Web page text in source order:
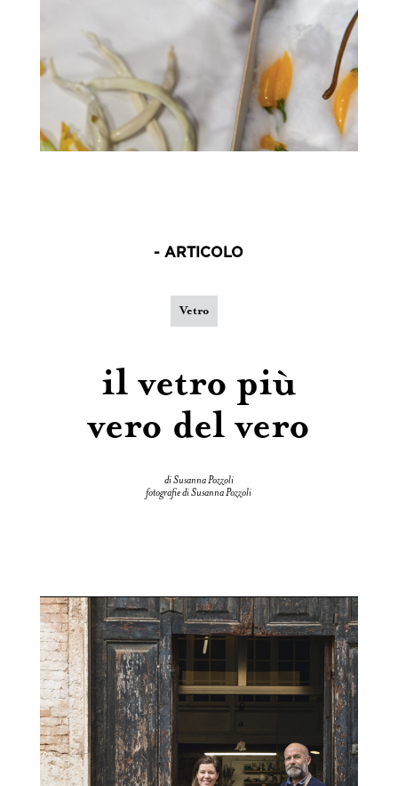
- ARTICOLO
Vetro
il vetro più
vero del vero
di Susanna Pozzoli
fotografie di Susanna Pozzoli